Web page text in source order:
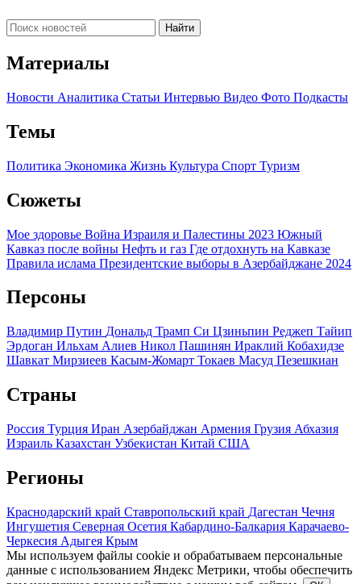
Найти
Материалы
Новости Аналитика Статьи Интервью Видео Фото Подкасты
Темы
Политика Экономика Жизнь Культура Спорт Туризм
Сюжеты
Мое здоровье Война Израиля и Палестины 2023 Южный
Кавказ после войны Нефть и газ Где отдохнуть на Кавказе
Правила ислама Президентские выборы в Азербайджане 2024
Персоны
Владимир Путин Дональд Трамп Си Цзиньпин Реджеп Тайип
Эрдоган Ильхам Алиев Никол Пашинян Ираклий Кобахидзе
Шавкат Мирзиеев Касым-Жомарт Токаев Масуд Пезешкиан
Страны
Россия Турция Иран Азербайджан Армения Грузия Абхазия
Израиль Казахстан Узбекистан Китай США
Регионы
Краснодарский край Ставропольский край Дагестан Чечня
Ингушетия Северная Осетия Кабардино-Балкария Карачаево-
Черкесия Адыгея Крым
Мы используем файлы cookie и обрабатываем персональные
данные с использованием Яндекс Метрики, чтобы обеспечить